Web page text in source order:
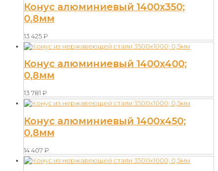
Конус алюминиевый 1400х350;
0,8мм
13 425₽
Конус алюминиевый 1400х400;
0,8мм
13 781 ₽
Конус алюминиевый 1400х450;
0,8мм
14 407₽